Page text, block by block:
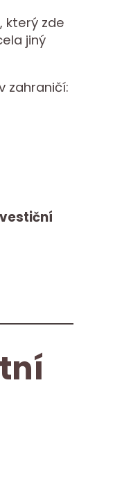
který zde
jiný
zahraničí: